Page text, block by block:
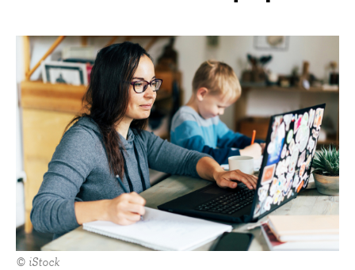
© iStock